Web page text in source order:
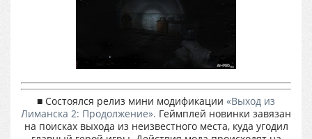
■ Состоялся релиз мини модификации «Выход из
Лиманска 2: Продолжение». Геймплей новинки завязан
на поисках выхода из неизвестного места, куда угодил